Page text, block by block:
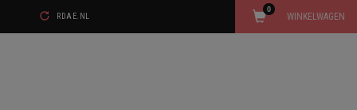
RDAE.NL WINKELWAGEN
0